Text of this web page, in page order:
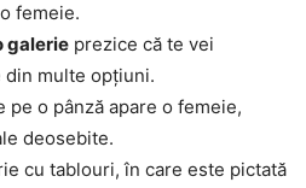
femeie.
galerie prezice că te vei
multe opțiuni.
pe o pânză apare o femeie,
deosebite.
cu tablouri, în care este pictată